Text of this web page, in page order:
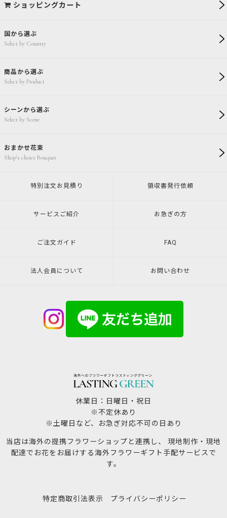
国から選ぶ
Select by Country
商品から選ぶ
Select by Product
シーンから選ぶ
Select by Scene
おまかせ花束
Shop's choice Bouquet
ショッピングカート
特別注文 お見積り 領収書発行依頼
サービスご紹介 お急ぎの方
ご注文ガイド FAQ
法人会員について お問い合わせ
休業日：日曜日・祝日
※不定休あり
※土曜日など、お急ぎ対応不可の日あり
当店は海外の提携フラワーショップと連携し、 現地制作・現地
配達でお花をお届けする海外フラワーギフト手配サービスで
す。
特定商取引法表示 プライバシーポリシー